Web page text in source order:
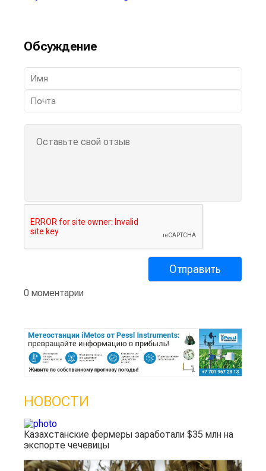
Обсуждение
0 моментарии
НОВОСТИ
Казахстанские фермеры заработали $35 млн на
экспорте чечевицы